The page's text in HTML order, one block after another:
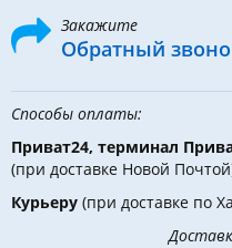
Закажите
Обратный
Способы оплаты:
Приват24, терминал
(при доставке Новой
Курьеру (при доставке по